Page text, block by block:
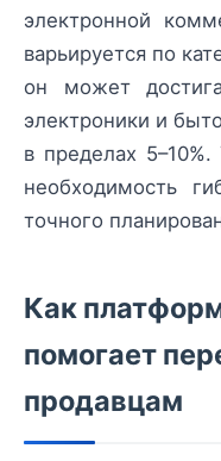
электронной
варьируется по
он может
электроники и
в пределах
необходимость
точного
Как
помогает
продавцам